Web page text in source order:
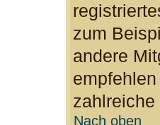
zum
andere
zahlreiche
Nach oben